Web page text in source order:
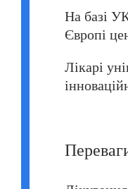
На базі
Європі
Лікарі